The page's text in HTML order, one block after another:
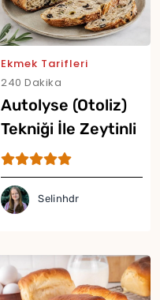
Ekmek Tarifleri
240 Dakika
Autolyse (Otoliz)
Tekniği İle Zeytinli
Artisan Ekmek
Tarifi
Selinhdr